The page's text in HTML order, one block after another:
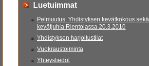
Luetuimmat
Pelmuutus. Yhdistyksen kevätkokous sekä
kevätjuhla Rientolassa 20.3.2010
Yhdistyksen harjoitustilat
Vuokraustoiminta
Yhteystiedot